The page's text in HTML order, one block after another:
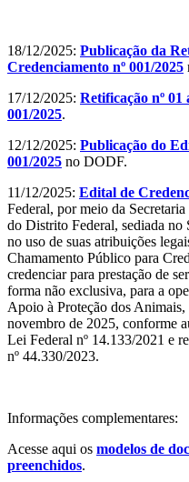
18/12/2025: Publicação da
Credenciamento nº 001/2025
17/12/2025: Retificação nº
001/2025.
12/12/2025: Publicação do
001/2025 no DODF.
11/12/2025: Edital de
Federal, por meio da
do Distrito Federal, sediada
no uso de suas atribuições
Chamamento Público para
credenciar para prestação de
forma não exclusiva, para a
Apoio à Proteção dos
novembro de 2025, conforme
Lei Federal nº 14.133/2021 e
nº 44.330/2023.
Informações complementares:
Acesse aqui os modelos de
preenchidos.